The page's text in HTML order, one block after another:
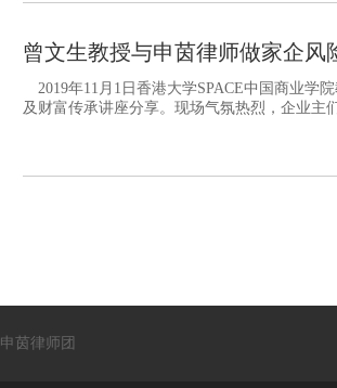
曾文生教授与申茵律师做家企风
2019年11月1日香港大学SPACE中国商业学
及财富传承讲座分享。现场气氛热烈，企业主
申茵律师团